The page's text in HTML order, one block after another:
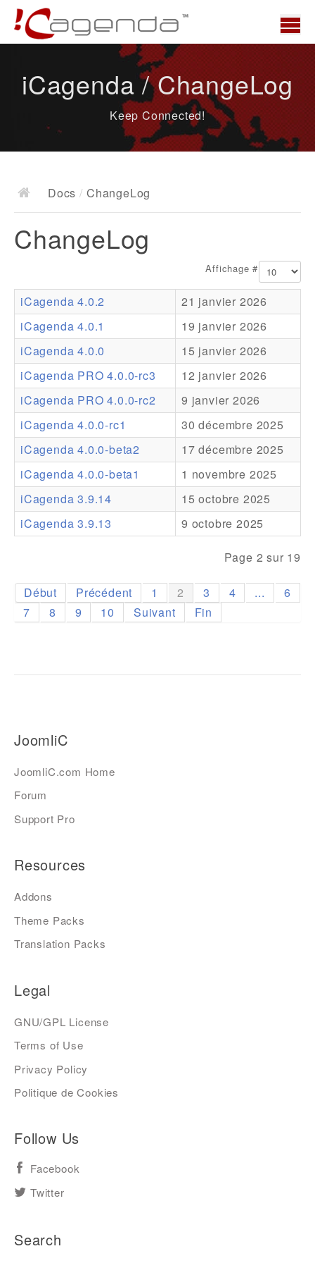
News
Docs
Documentation
Ressources
Addons
Theme Packs
Translation Packs
Support
Forum
Support Pro
iCagenda / ChangeLog
Keep Connected!
Docs / ChangeLog
ChangeLog
Affichage #
iCagenda 4.0.2
21 janvier 2026
iCagenda 4.0.1
19 janvier 2026
iCagenda 4.0.0
15 janvier 2026
iCagenda PRO 4.0.0-rc3
12 janvier 2026
iCagenda PRO 4.0.0-rc2
9 janvier 2026
iCagenda 4.0.0-rc1
30 décembre 2025
iCagenda 4.0.0-beta2
17 décembre 2025
iCagenda 4.0.0-beta1
1 novembre 2025
iCagenda 3.9.14
15 octobre 2025
iCagenda 3.9.13
9 octobre 2025
Page 2 sur 19
Début Précédent 1 2 3 4 ...
6
7
8 9 10 Suivant Fin
JoomliC
JoomliC.com Home
Forum
Support Pro
Resources
Addons
Theme Packs
Translation Packs
Legal
GNU/GPL License
Terms of Use
Privacy Policy
Politique de Cookies
Follow Us
Facebook
Twitter
Search